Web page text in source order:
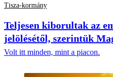
Tisza-kormány
Teljesen kiborultak az
jelölésétől, szerintük
Volt itt minden, mint a piacon.